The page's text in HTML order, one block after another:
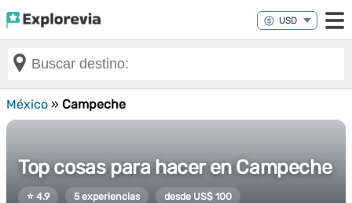
México » Campeche
Top cosas para hacer en Campeche
⭐ 4.9 5 experiencias desde US$ 100